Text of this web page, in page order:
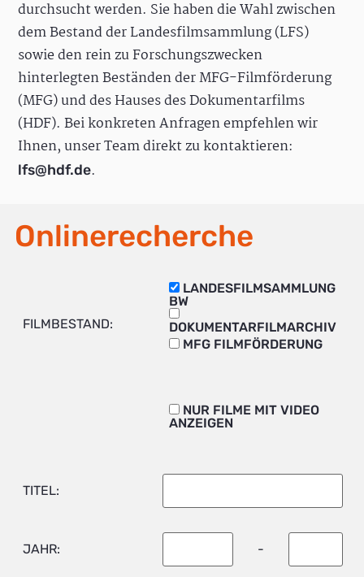
durchsucht werden. Sie haben die Wahl zwischen
dem Bestand der Landesfilmsammlung (LFS)
sowie den rein zu Forschungszwecken
hinterlegten Beständen der MFG-Filmförderung
(MFG) und des Hauses des Dokumentarfilms
(HDF). Bei konkreten Anfragen empfehlen wir
Ihnen, unser Team direkt zu kontaktieren:
lfs@hdf.de.
Onlinerecherche
FILMBESTAND:
LANDESFILMSAMMLUNG
BW
DOKUMENTARFILMARCHIV
MFG FILMFÖRDERUNG
NUR FILME MIT VIDEO
ANZEIGEN
TITEL:
JAHR: -